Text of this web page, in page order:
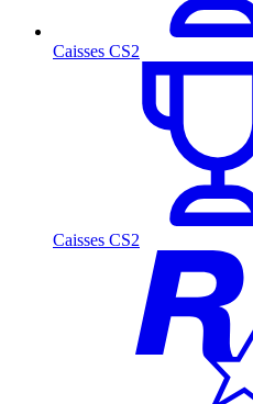
Caisses CS2
Caisses CS2